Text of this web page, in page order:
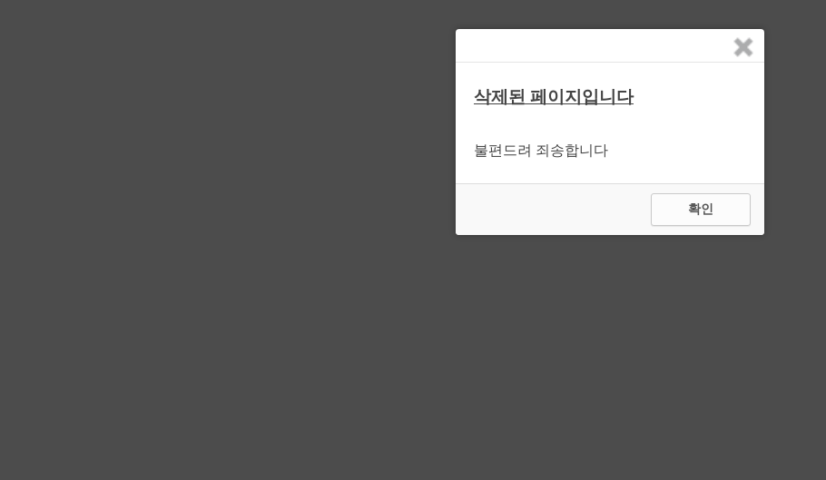
삭제된 페이지입니다
불편드려 죄송합니다
확인